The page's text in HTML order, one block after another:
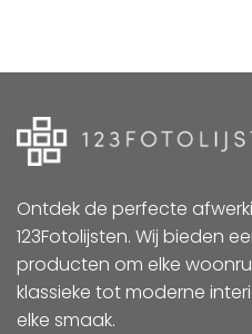
Ontdek de perfecte
123Fotolijsten. Wij bieden
producten om elke
klassieke tot moderne
elke smaak.